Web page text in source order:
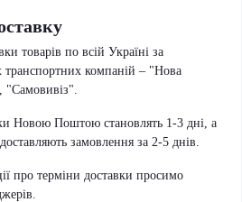
товарів по всій Україні за
компаній – "Нова
Новою Поштою становлять 1-3 дні, а
замовлення за 2-5 днів.
про терміни доставки просимо